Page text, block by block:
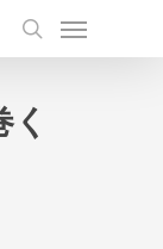
search
Menu